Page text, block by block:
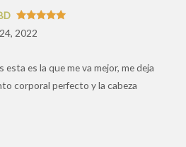
Valorado
con5
2022
es la que me va mejor, me deja
corporal perfecto y la cabeza